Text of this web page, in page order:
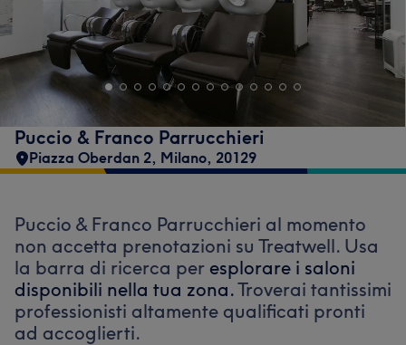
Puccio & Franco Parrucchieri
Piazza Oberdan 2, Milano, 20129
Puccio & Franco Parrucchieri al momento
non accetta prenotazioni su Treatwell. Usa
la barra di ricerca per esplorare i saloni
disponibili nella tua zona.Troverai tantissimi
professionisti altamente qualificati pronti
ad accoglierti.